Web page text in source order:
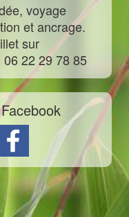
voyage
et ancrage.
sur
22 29 78 85